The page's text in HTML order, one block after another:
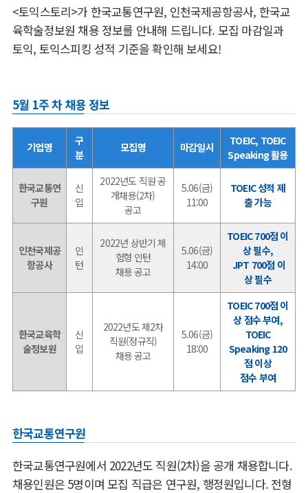
<토익스토리>가 한국교통연구원, 인천국제공항공사, 한국교
육학술정보원 채용 정보를 안내해 드립니다. 모집 마감일과
토익, 토익스피킹 성적 기준을 확인해 보세요!
5월 1주 차 채용 정보
기업명
구
분
모집명 마감일시
TOEIC, TOEIC
Speaking 활용
한국교통연
구원
신
입
2022년도 직원 공
개채용(2차)
공고
5.06(금)
11:00
TOEIC 성적 제
출 가능
인천국제공
항공사
인
턴
2022년 상반기 체
험형 인턴
채용 공고
5.06(금)
14:00
TOEIC 700점 이
상 필수,
JPT 700점 이
상 필수
한국교육학
술정보원
신
입
2022년도 제2차
직원(정규직)
채용 공고
5.06(금)
18:00
TOEIC 700점 이
상 점수 부여,
TOEIC
Speaking 120
점 이상
점수 부여
한국교통연구원
한국교통연구원에서 2022년도 직원(2차)을 공개 채용합니다.
채용인원은 5명이며 모집 직급은 연구원, 행정원입니다. 전형